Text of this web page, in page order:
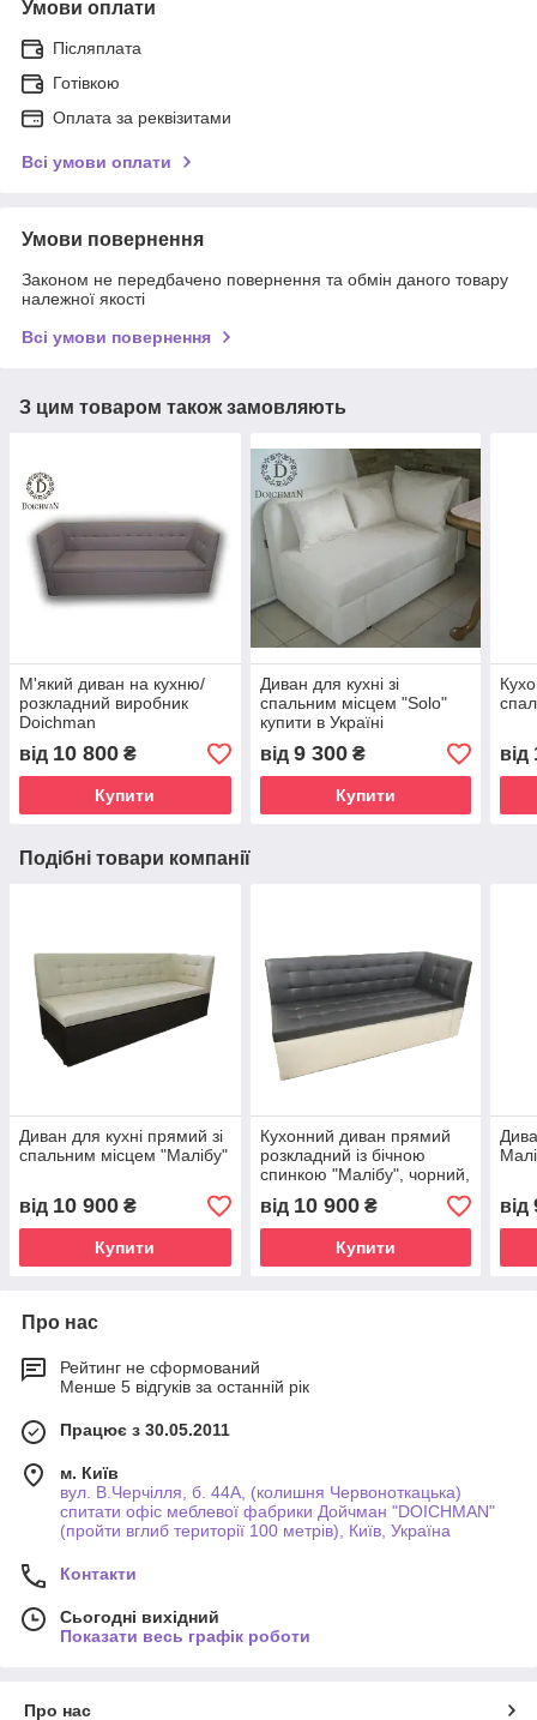
Умови оплати
Післяплата
Готівкою
Оплата за реквізитами
Всі умови оплати
Умови повернення
Законом не передбачено повернення та обмін даного товару
належної якості
Всі умови повернення
З цим товаром також замовляють
М'який диван на кухню/
розкладний виробник
Doichman
від 10 800 ₴
Купити
Диван для кухні зі
спальним місцем "Solo"
купити в Україні
від 9 300₴
Купити
від
Подібні товари компанії
Диван для кухні прямий зі
спальним місцем "Малібу"
від 10 900 ₴
Купити
Кухонний диван прямий
розкладний із бічною
спинкою "Малібу", чорний,
від 10 900₴
Купити
від
Про нас
Рейтинг не сформований
Менше 5 відгуків за останній рік
Працює з 30.05.2011
м. Київ
вул. В.Черчілля, б. 44А, (колишня Червоноткацька)
спитати офіс меблевої фабрики Дойчман "DOICHMAN"
(пройти вглиб території 100 метрів), Київ, Україна
Контакти
Сьогодні вихідний
Показати весь графік роботи
Про нас